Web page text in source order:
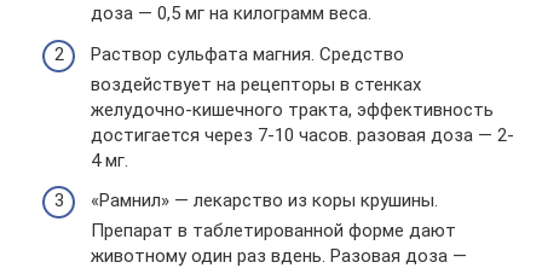
доза — 0,5 мг на килограмм веса.
Раствор сульфата магния. Средство
воздействует на рецепторы в стенках
желудочно-кишечного тракта, эффективность
достигается через 7-10 часов. разовая доза — 2-
4 мг.
«Рамнил» — лекарство из коры крушины.
Препарат в таблетированной форме дают
животному один раз вдень. Разовая доза —